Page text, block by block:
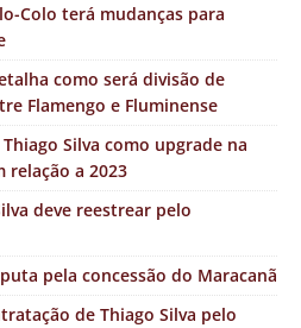
Colo terá mudanças para
como será divisão de
Flamengo e Fluminense
Silva como upgrade na
relação a 2023
deve reestrear pelo
pela concessão do Maracanã
de Thiago Silva pelo